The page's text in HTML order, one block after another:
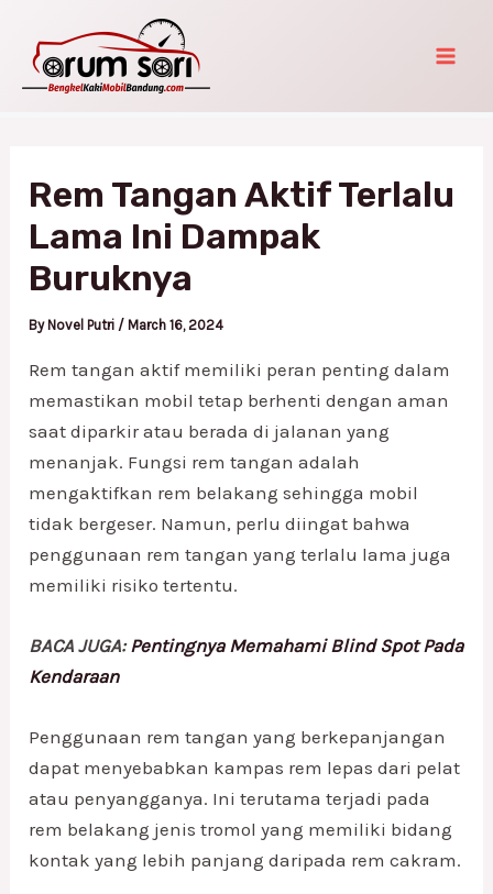
content
Rem Tangan Aktif Terlalu
Lama Ini Dampak
Buruknya
By Novel Putri / March 16, 2024
Rem tangan aktif memiliki peran penting dalam
memastikan mobil tetap berhenti dengan aman
saat diparkir atau berada di jalanan yang
menanjak. Fungsi rem tangan adalah
mengaktifkan rem belakang sehingga mobil
tidak bergeser. Namun, perlu diingat bahwa
penggunaan rem tangan yang terlalu lama juga
memiliki risiko tertentu.
BACA JUGA:Pentingnya Memahami Blind Spot Pada
Kendaraan
Penggunaan rem tangan yang berkepanjangan
dapat menyebabkan kampas rem lepas dari pelat
atau penyangganya. Ini terutama terjadi pada
rem belakang jenis tromol yang memiliki bidang
kontak yang lebih panjang daripada rem cakram.
navigation